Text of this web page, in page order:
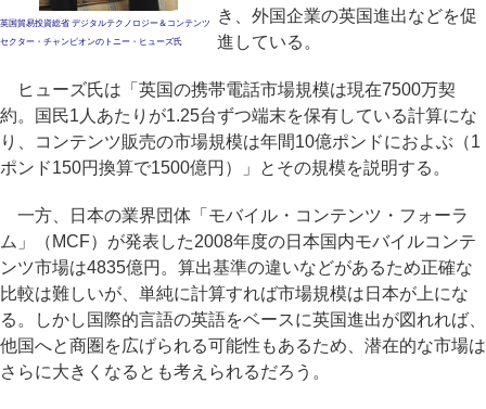
英国貿易投資総省 デジタルテクノロジー＆コンテンツ
セクター・チャンピオンのトニー・ヒューズ氏
き、外国企業の英国進出などを促
進している。
ヒューズ氏は「英国の携帯電話市場規模は現在7500万契
約。国民1人あたりが1.25台ずつ端末を保有している計算にな
り、コンテンツ販売の市場規模は年間10億ポンドにおよぶ（1
ポンド150円換算で1500億円）」とその規模を説明する。
一方、日本の業界団体「モバイル・コンテンツ・フォーラ
ム」（MCF）が発表した2008年度の日本国内モバイルコンテ
ンツ市場は4835億円。算出基準の違いなどがあるため正確な
比較は難しいが、単純に計算すれば市場規模は日本が上にな
る。しかし国際的言語の英語をベースに英国進出が図れれば、
他国へと商圏を広げられる可能性もあるため、潜在的な市場は
さらに大きくなるとも考えられるだろう。